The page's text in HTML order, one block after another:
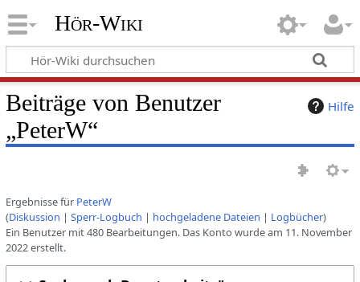
Hör-Wiki
Hilfe
Beiträge von Benutzer
„PeterW“
Ergebnisse für PeterW
Diskussion
Sperr-Logbuch hochgeladene Dateien
Logbücher
Ein Benutzer mit 480 Bearbeitungen. Das Konto wurde am 11. November
2022 erstellt.